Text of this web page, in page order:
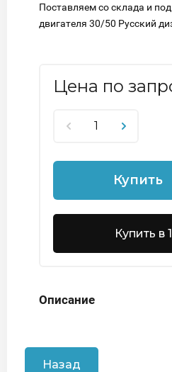
Поставляем со склада и
двигателя 30/50 Русский
Цена по
Купить
Купить в
Описание
Назад